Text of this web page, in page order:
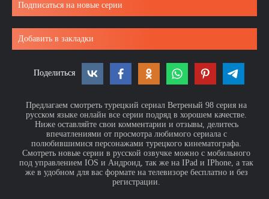
Подписаться на новые серии
Добавить в закладки
Поделиться
Предлагаем смотреть турецкий сериал Ветреный 98 серия на
русском языке онлайн все серии подряд в хорошем качестве.
Ниже оставляйте свои комментарии и отзывы, делитесь
впечатлениями от просмотра любимого сериала с
полюбившимися персонажами турецкого кинематографа.
Смотреть новые серии в русской озвучке можно с мобильного
под управлением IOS и Андроид, так же на IPad и IPhone, а так
же в удобном для вас формате на телевизоре бесплатно и без
регистрации.